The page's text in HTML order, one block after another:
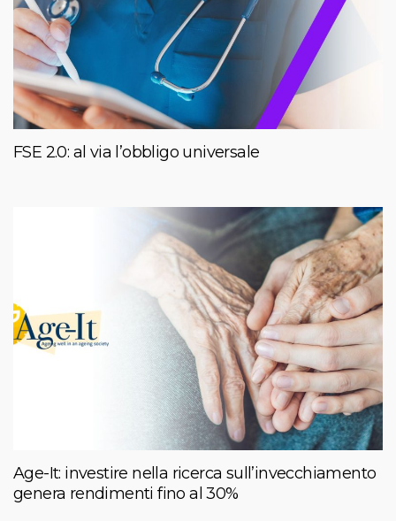
FSE 2.0: al via l’obbligo universale
Age-It: investire nella ricerca sull’invecchiamento
genera rendimenti fino al 30%